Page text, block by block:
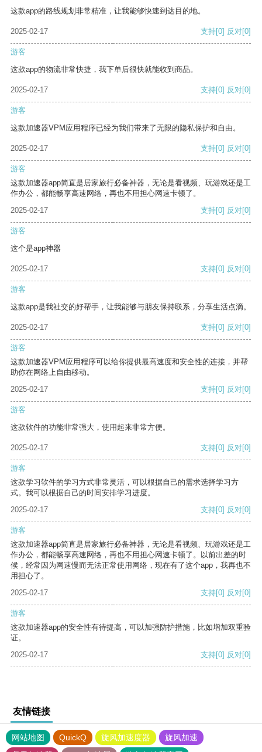
这款app的路线规划非常精准，让我能够快速到达目的地。
2025-02-17 支持[0] 反对[0]
游客
这款app的物流非常快捷，我下单后很快就能收到商品。
2025-02-17 支持[0] 反对[0]
游客
这款加速器VPM应用程序已经为我们带来了无限的隐私保护和自由。
2025-02-17 支持[0] 反对[0]
游客
这款加速器app简直是居家旅行必备神器，无论是看视频、玩游戏还是工
作办公，都能畅享高速网络，再也不用担心网速卡顿了。
2025-02-17
支持[0] 反对[0]
游客
这个是app神器
2025-02-17 支持[0] 反对[0]
游客
这款app是我社交的好帮手，让我能够与朋友保持联系，分享生活点滴。
2025-02-17 支持[0] 反对[0]
游客
这款加速器VPM应用程序可以给你提供最高速度和安全性的连接，并帮
助你在网络上自由移动。
2025-02-17
支持[0] 反对[0]
游客
这款软件的功能非常强大，使用起来非常方便。
2025-02-17 支持[0] 反对[0]
游客
这款学习软件的学习方式非常灵活，可以根据自己的需求选择学习方
式。我可以根据自己的时间安排学习进度。
2025-02-17
支持[0] 反对[0]
游客
这款加速器app简直是居家旅行必备神器，无论是看视频、玩游戏还是工
作办公，都能畅享高速网络，再也不用担心网速卡顿了。以前出差的时
候，经常因为网速慢而无法正常使用网络，现在有了这个app，我再也不
用担心了。
2025-02-17
支持[0] 反对[0]
游客
这款加速器app的安全性有待提高，可以加强防护措施，比如增加双重验
证。
2025-02-17
支持[0] 反对[0]
友情链接
网站地图 QuickQ 旋风加速度器
旋风加速